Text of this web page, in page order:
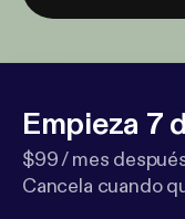
Empieza 7
$99 / mes
Cancela cuando